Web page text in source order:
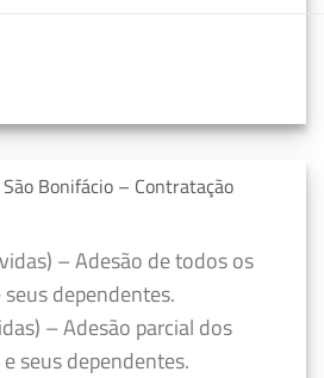
Bonifácio – Contratação
– Adesão de todos os
dependentes.
– Adesão parcial dos
seus dependentes.